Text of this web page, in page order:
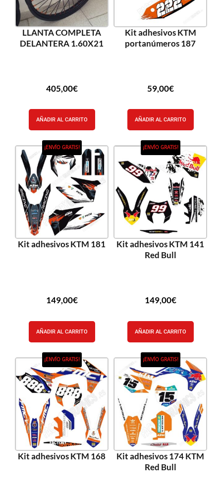
LLANTA COMPLETA
DELANTERA 1.60X21
405,00€
AÑADIR AL CARRITO
Kit adhesivos KTM
portanúmeros 187
59,00€
AÑADIR AL CARRITO
¡ENVÍO GRATIS!
Kit adhesivos KTM 181
149,00€
AÑADIR AL CARRITO
¡ENVÍO GRATIS!
Kit adhesivos KTM 141
Red Bull
149,00€
AÑADIR AL CARRITO
¡ENVÍO GRATIS!
Kit adhesivos KTM 168
¡ENVÍO GRATIS!
Kit adhesivos 174 KTM
Red Bull